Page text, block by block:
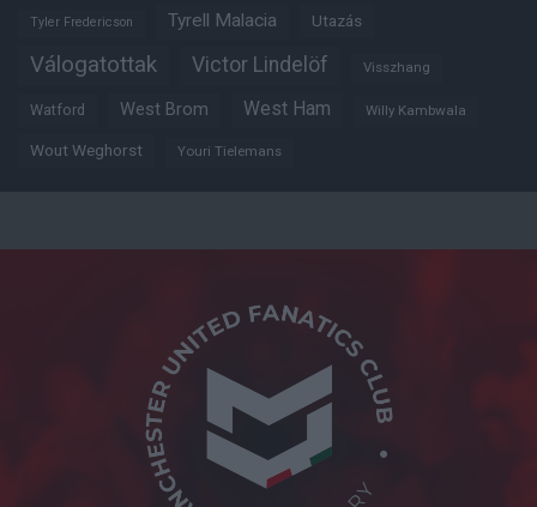
Tyler Fredericson Tyrell Malacia Utazás
Válogatottak Victor Lindelöf Visszhang
Watford West Brom West Ham Willy Kambwala
Wout Weghorst Youri Tielemans